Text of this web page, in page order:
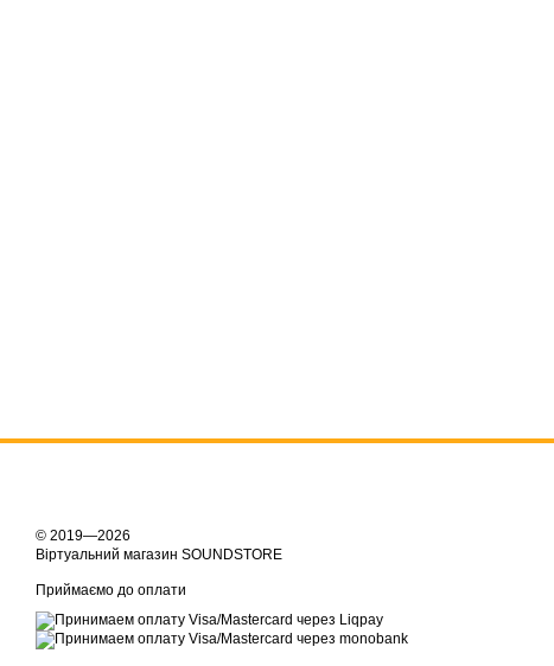
© 2019—2026
Віртуальний магазин SOUNDSTORE
Приймаємо до оплати